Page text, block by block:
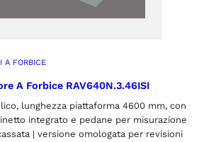
A FORBICE
A Forbice RAV640N.3.46ISI
lunghezza piattaforma 4600 mm, con
integrato e pedane per misurazione
| versione omologata per revisioni